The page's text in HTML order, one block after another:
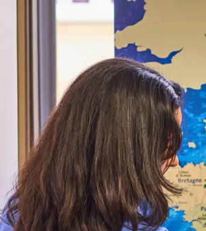
Notre culture Nous rejoindre